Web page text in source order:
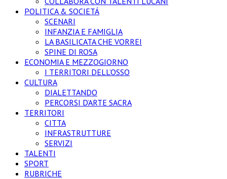
POLITICA & SOCIETÁ
SCENARI
INFANZIA E FAMIGLIA
LA BASILICATA CHE VORREI
SPINE DI ROSA
ECONOMIA E MEZZOGIORNO
I TERRITORI DELL’OSSO
CULTURA
DIALETTANDO
PERCORSI D’ARTE SACRA
TERRITORI
CITTA
INFRASTRUTTURE
SERVIZI
TALENTI
SPORT
RUBRICHE